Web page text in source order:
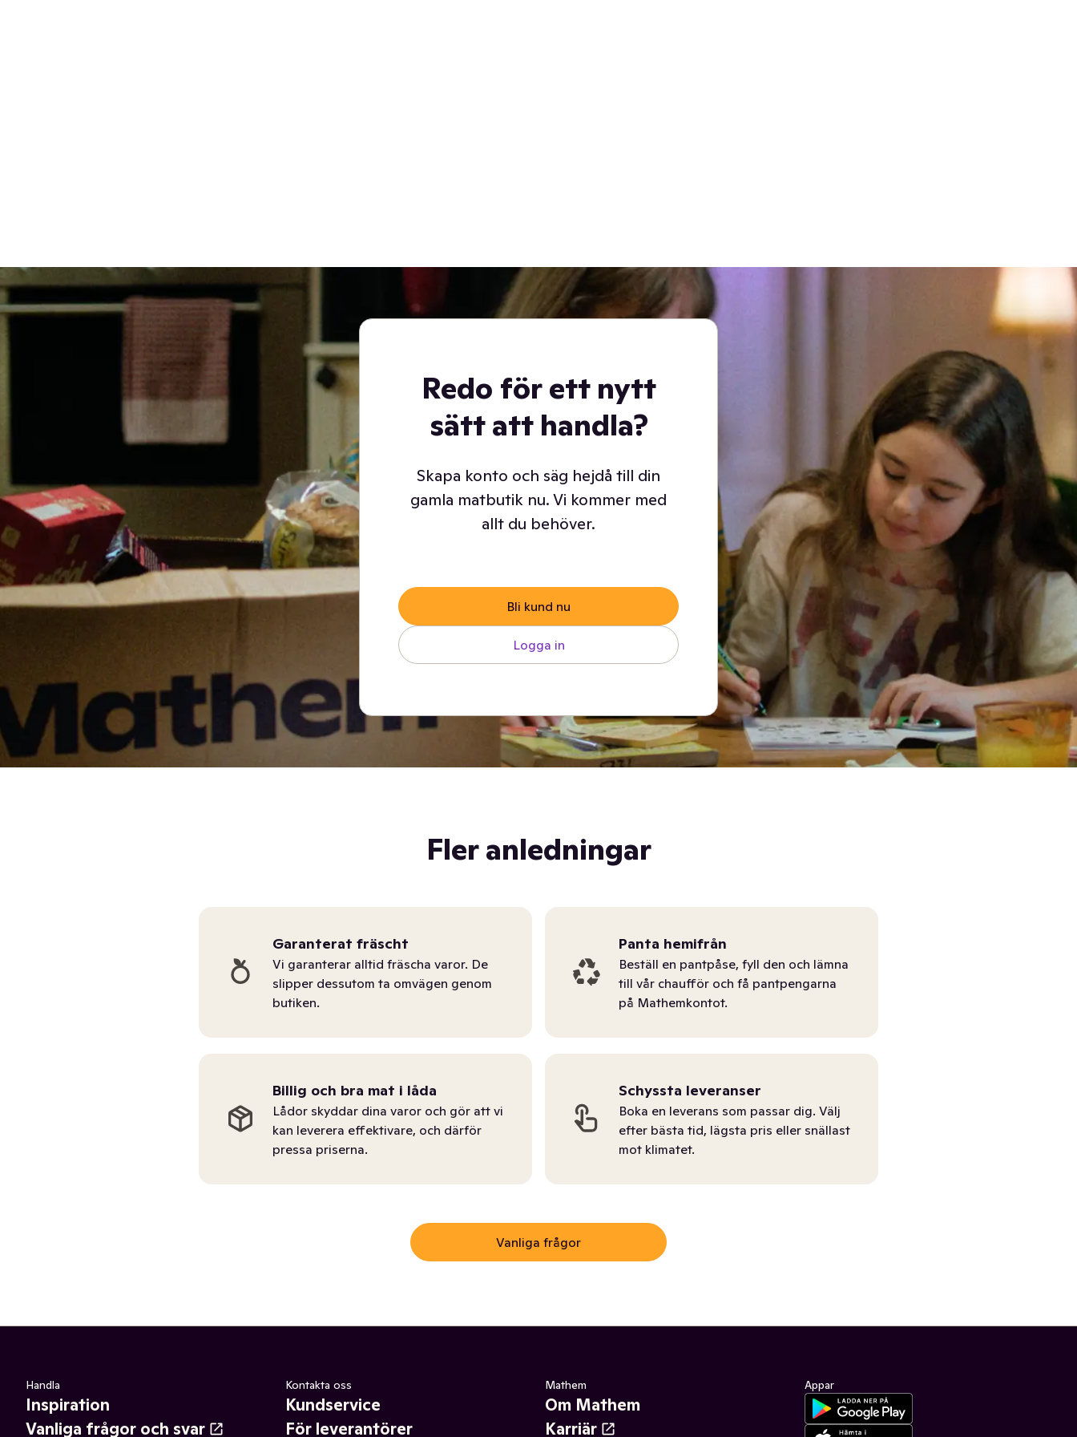
Redo för ett nytt
sätt att handla?
Skapa konto och säg hejdå till din
gamla matbutik nu. Vi kommer med
allt du behöver.
Bli kund nu
Logga in
Fler anledningar
Garanterat fräscht
Vi garanterar alltid fräscha varor. De
slipper dessutom ta omvägen genom
butiken.
Panta hemifrån
Beställ en pantpåse, fyll den och lämna
till vår chaufför och få pantpengarna
på Mathemkontot.
Billig och bra mat i låda
Lådor skyddar dina varor och gör att vi
kan leverera effektivare, och därför
pressa priserna.
Schyssta leveranser
Boka en leverans som passar dig. Välj
efter bästa tid, lägsta pris eller snällast
mot klimatet.
Vanliga frågor
Handla
Inspiration
Vanliga frågor och svar
Kontakta oss
Kundservice
För leverantörer
Mathem
Om Mathem
Karriär
Appar